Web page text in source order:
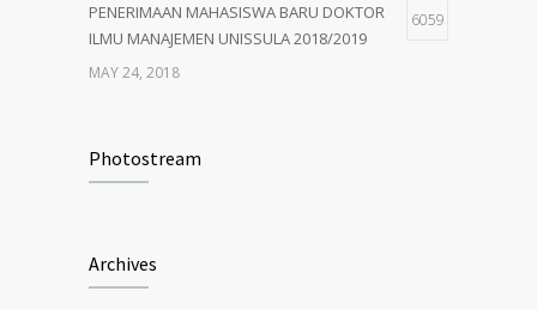
PENERIMAAN MAHASISWA BARU DOKTOR
ILMU MANAJEMEN UNISSULA 2018/2019
6059
MAY 24, 2018
UNISSULA 2018/2019
Unissula 2017/2018
Photostream
Archives